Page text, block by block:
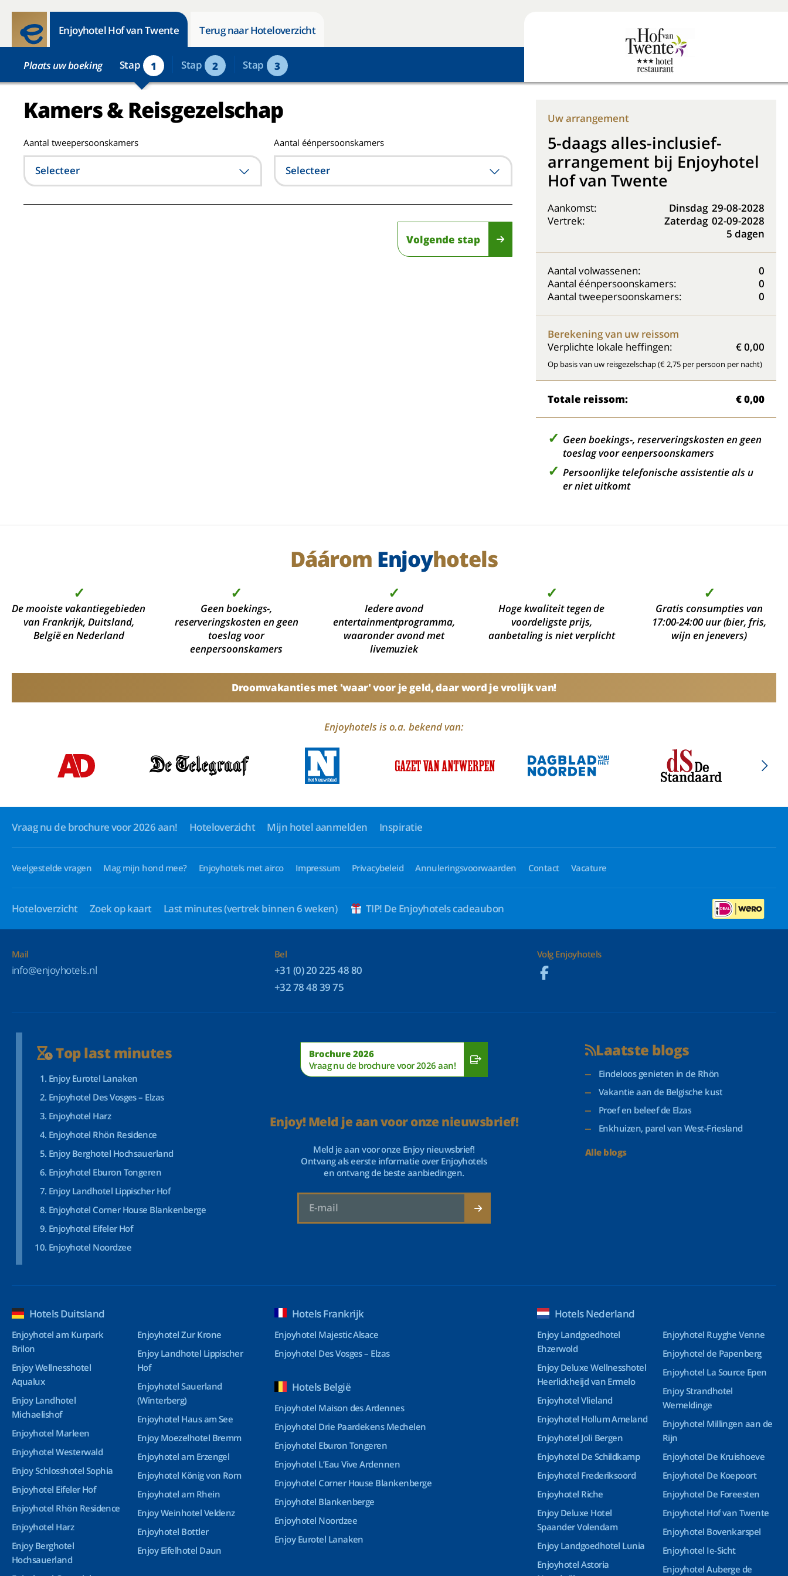
+31 (0) 20 225 48 80
Enjoyhotel Hof van Twente Terug naar Hoteloverzicht
Plaats uw boeking Stap 1 Stap 2 Stap 3
Kamers & Reisgezelschap
Aantal tweepersoonskamers
Selecteer
Aantal éénpersoonskamers
Selecteer
Volgende stap
Uw arrangement
5-daags alles-inclusief-
arrangement bij Enjoyhotel
Hof van Twente
Aankomst: Dinsdag 29-08-2028
Vertrek:
Zaterdag 02-09-2028
5 dagen
Aantal volwassenen:
0
Aantal éénpersoonskamers:
0
Aantal tweepersoonskamers:
0
Berekening van uw reissom
Verplichte lokale heffingen:
€ 0,00
Op basis van uw reisgezelschap (€ 2,75 per persoon per nacht)
Totale reissom: € 0,00
Geen boekings-, reserveringskosten en geen
toeslag voor eenpersoonskamers
Persoonlijke telefonische assistentie als u
er niet uitkomt
Dáárom Enjoyhotels
✓
De mooiste vakantiegebieden
van Frankrijk, Duitsland,
België en Nederland
✓
Geen boekings-,
reserveringskosten en geen
toeslag voor
eenpersoonskamers
✓
Iedere avond
entertainmentprogramma,
waaronder avond met
livemuziek
✓
Hoge kwaliteit tegen de
voordeligste prijs,
aanbetaling is niet verplicht
✓
Gratis consumpties van
17:00-24:00 uur (bier, fris,
wijn en jenevers)
Droomvakanties met 'waar' voor je geld, daar word je vrolijk van!
Enjoyhotels is o.a. bekend van:
Vraag nu de brochure voor 2026 aan! Hoteloverzicht Mijn hotel aanmelden Inspiratie
Veelgestelde vragen Mag mijn hond mee? Enjoyhotels met airco Impressum Privacybeleid Annuleringsvoorwaarden Contact Vacature
Hoteloverzicht Zoek op kaart Last minutes(vertrek binnen 6 weken) TIP! De Enjoyhotels cadeaubon
Mail
info@enjoyhotels.nl
Bel
+31 (0) 20 225 48 80
+32 78 48 39 75
Volg Enjoyhotels
Top last minutes
Enjoy Eurotel Lanaken
Enjoyhotel Des Vosges – Elzas
Enjoyhotel Harz
Enjoyhotel Rhön Residence
Enjoy Berghotel Hochsauerland
Enjoyhotel Eburon Tongeren
Enjoy Landhotel Lippischer Hof
Enjoyhotel Corner House Blankenberge
Enjoyhotel Eifeler Hof
Enjoyhotel Noordzee
Brochure 2026
Vraag nu de brochure voor 2026 aan!
Enjoy! Meld je aan voor onze nieuwsbrief!
Meld je aan voor onze Enjoy nieuwsbrief!
Ontvang als eerste informatie over Enjoyhotels
en ontvang de beste aanbiedingen.
Laatste blogs
Eindeloos genieten in de Rhön
Vakantie aan de Belgische kust
Proef en beleef de Elzas
Enkhuizen, parel van West-Friesland
Alle blogs
Hotels Duitsland
Enjoyhotel am Kurpark
Brilon
Enjoy Wellnesshotel
Aqualux
Enjoy Landhotel
Michaelishof
Enjoyhotel Marleen
Enjoyhotel Westerwald
Enjoy Schlosshotel Sophia
Enjoyhotel Eifeler Hof
Enjoyhotel Rhön Residence
Enjoyhotel Harz
Enjoy Berghotel
Hochsauerland
Enjoyhotel Zur Krone
Enjoy Landhotel Lippischer
Hof
Enjoyhotel Sauerland
(Winterberg)
Enjoyhotel Haus am See
Enjoy Moezelhotel Bremm
Enjoyhotel am Erzengel
Enjoyhotel König von Rom
Enjoyhotel am Rhein
Enjoy Weinhotel Veldenz
Enjoyhotel Bottler
Enjoy Eifelhotel Daun
Hotels Frankrijk
Enjoyhotel Majestic Alsace
Enjoyhotel Des Vosges – Elzas
Hotels België
Enjoyhotel Maison des Ardennes
Enjoyhotel Drie Paardekens Mechelen
Enjoyhotel Eburon Tongeren
Enjoyhotel L’Eau Vive Ardennen
Enjoyhotel Corner House Blankenberge
Enjoyhotel Blankenberge
Enjoyhotel Noordzee
Enjoy Eurotel Lanaken
Hotels Nederland
Enjoy Landgoedhotel
Ehzerwold
Enjoy Deluxe Wellnesshotel
Heerlickheijd van Ermelo
Enjoyhotel Vlieland
Enjoyhotel Hollum Ameland
Enjoyhotel Joli Bergen
Enjoyhotel De Schildkamp
Enjoyhotel Frederiksoord
Enjoyhotel Riche
Enjoy Deluxe Hotel
Spaander Volendam
Enjoy Landgoedhotel Lunia
Enjoyhotel Astoria
Enjoyhotel Ruyghe Venne
Enjoyhotel de Papenberg
Enjoyhotel La Source Epen
Enjoy Strandhotel
Wemeldinge
Enjoyhotel Millingen aan de
Rijn
Enjoyhotel De Kruishoeve
Enjoyhotel De Koepoort
Enjoyhotel De Foreesten
Enjoyhotel Hof van Twente
Enjoyhotel Bovenkarspel
Enjoyhotel Ie-Sicht
Enjoyhotel Auberge de